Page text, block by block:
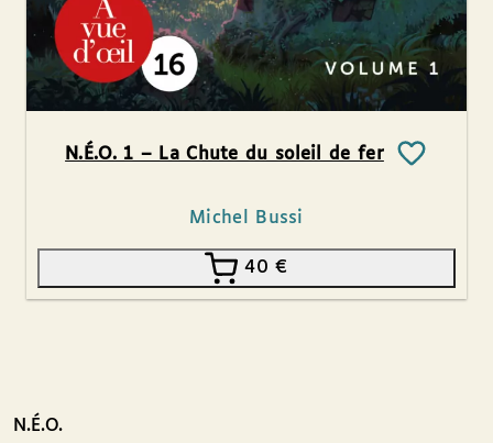
N.É.O. 1 – La Chute du soleil de fer
Michel Bussi
40€
N.É.O.